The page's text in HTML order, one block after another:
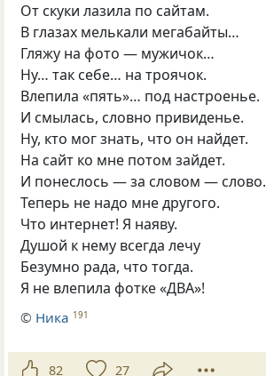
От скуки лазила по сайтам.
В глазах мелькали мегабайты…
Гляжу на фото — мужичок…
Ну… так себе… на троячок.
Влепила «пять»… под настроенье.
И смылась, словно привиденье.
Ну, кто мог знать, что он найдет.
На сайт ко мне потом зайдет.
И понеслось — за словом — слово.
Теперь не надо мне другого.
Что интернет! Я наяву.
Душой к нему всегда лечу
Безумно рада, что тогда.
Я не влепила фотке«ДВА»!
© Ника 191
82 27